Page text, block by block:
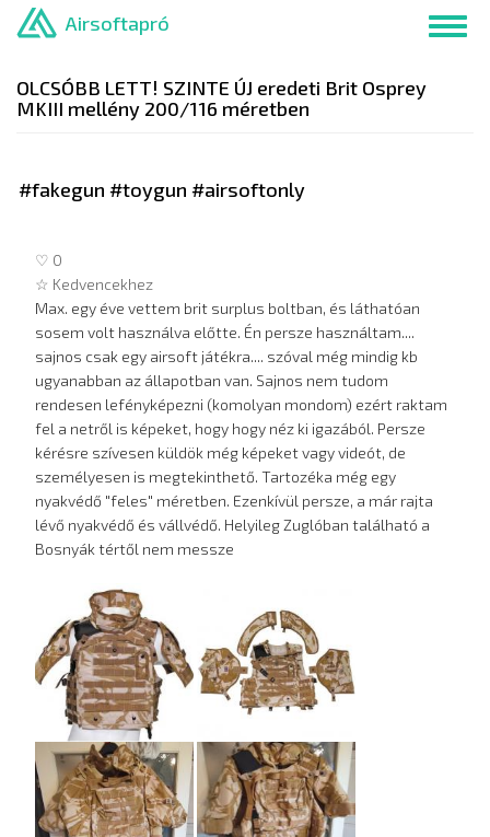
Ugrás
Airsoftapró
OLCSÓBB LETT! SZINTE ÚJ eredeti Brit Osprey
MKIII mellény 200/116 méretben
#fakegun #toygun #airsoftonly
♡ 0
☆ Kedvencekhez
Max. egy éve vettem brit surplus boltban, és láthatóan
sosem volt használva előtte. Én persze használtam....
sajnos csak egy airsoft játékra.... szóval még mindig kb
ugyanabban az állapotban van. Sajnos nem tudom
rendesen lefényképezni (komolyan mondom) ezért raktam
fel a netről is képeket, hogy hogy néz ki igazából. Persze
kérésre szívesen küldök még képeket vagy videót, de
személyesen is megtekinthető. Tartozéka még egy
nyakvédő "feles" méretben. Ezenkívül persze, a már rajta
lévő nyakvédő és vállvédő. Helyileg Zuglóban található a
Bosnyák tértől nem messze
Hirdetés
képei